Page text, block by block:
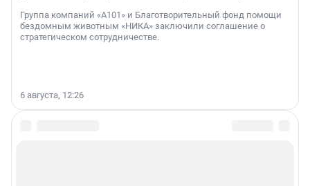
Группа компаний «А101» и Благотворительный фонд помощи
бездомным животным «НИКА» заключили соглашение о
стратегическом сотрудничестве.
6 августа, 12:26